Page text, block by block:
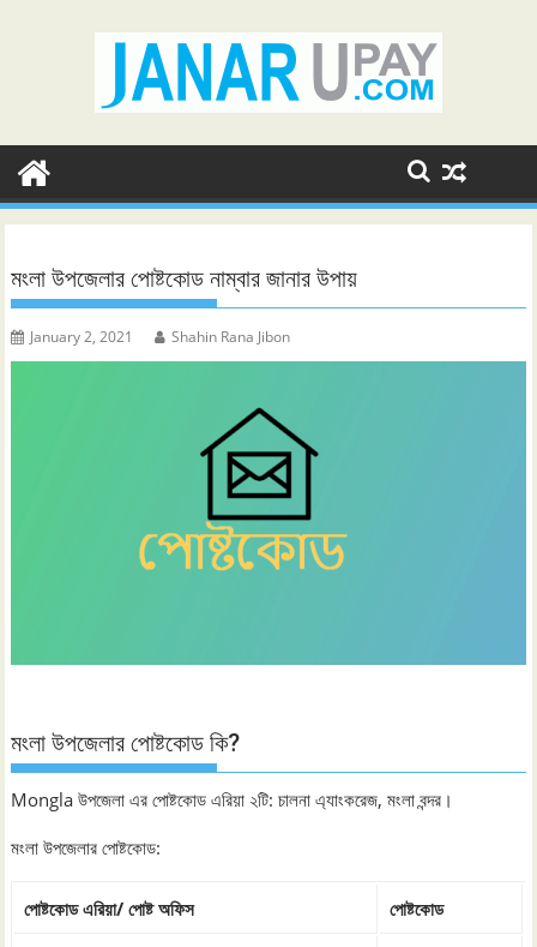
মংলা উপজেলার পোষ্টকোড নাম্বার জানার উপায়
January 2, 2021 Shahin Rana Jibon
মংলা উপজেলার পোষ্টকোড কি?
Mongla উপজেলা এর পোষ্টকোড এরিয়া ২টি: চালনা এ্যাংকরেজ, মংলা বন্দর।
মংলা উপজেলার পোষ্টকোড:
পোষ্টকোড এরিয়া/ পোষ্ট অফিস পোষ্টকোড